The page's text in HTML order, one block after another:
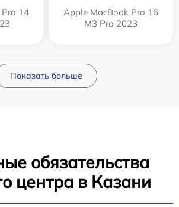
14
Apple MacBook Pro 16
M3 Pro 2023
Показать больше
обязательства
центра в Казани